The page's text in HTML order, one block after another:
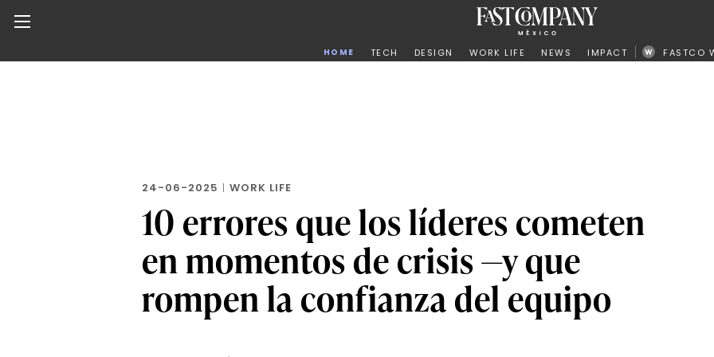
Noticias de negocios, innovación, tecnología y diseño
HOME TECH DESIGN WORK LIFE NEWS IMPACT FASTCO
24-06-2025 | WORK LIFE
10 errores que los líderes cometen
en momentos de crisis —y que
rompen la confianza del equipo